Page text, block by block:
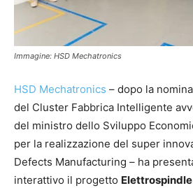
Immagine: HSD Mechatronics
HSD Mechatronics – dopo la
del Cluster Fabbrica Intelligente
del ministro dello Sviluppo
per la realizzazione del super
Defects Manufacturing – ha
interattivo il progetto